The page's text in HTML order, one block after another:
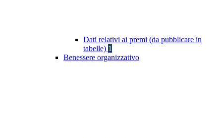
Dati relativi ai premi (da pubblicare in
tabelle) 1
Benessere organizzativo